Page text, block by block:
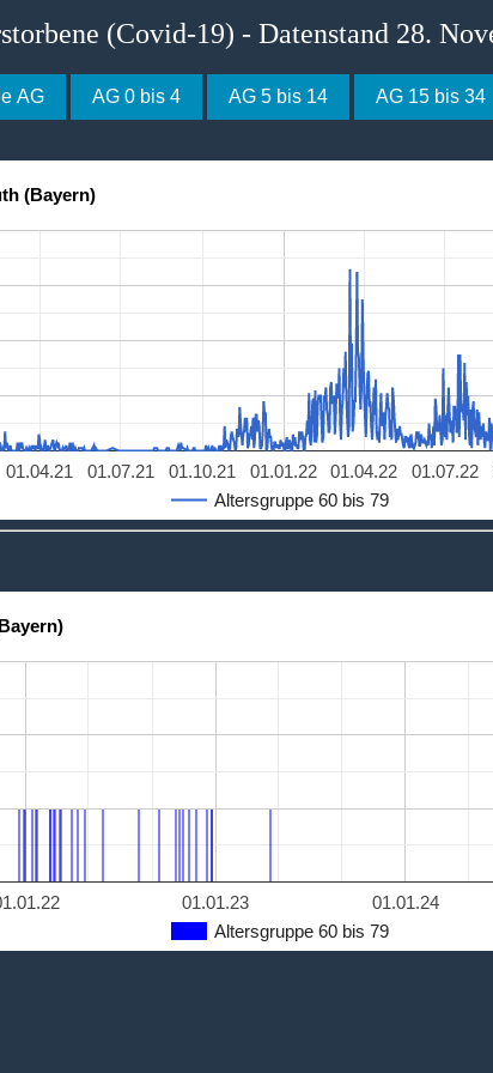
(Covid-19) - Datenstand 28.
AG AG 0 bis 4 AG 5 bis 14 AG 15 bis 34
(Bayern)
Altersgruppe 60 bis 79
01.01.22
01.04.21 01.07.21 01.10.21 01.04.22 01.07.22
Altersgruppe 60 bis 79
01.01.23 01.01.24